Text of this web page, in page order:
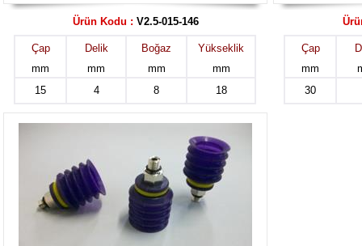
Ürün Kodu : V2.5-015-146
Çap
mm
Delik
mm
Boğaz
mm
Yükseklik
mm
15
4 8 18
Çap
mm
30